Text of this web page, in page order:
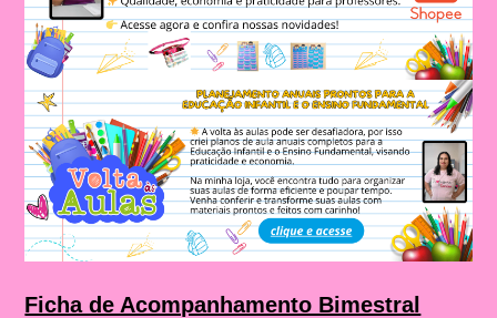
Ficha de Acompanhamento Bimestral